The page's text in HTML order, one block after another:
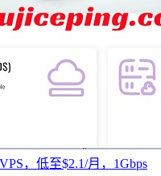
，低至$2.1/月，1Gbps